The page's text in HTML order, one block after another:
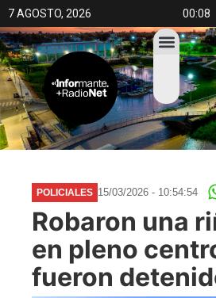
7 AGOSTO, 2026 00:08
POLICIALES 15/03/2026 - 10:54:54
Robaron una
en pleno
fueron